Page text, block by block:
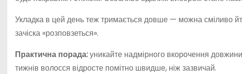
Укладка в цей день теж тримається довше — можна сміливо
зачіска «розповзеться».
Практична порада:уникайте надмірного вкорочення
тижнів волосся відросте помітно швидше, ніж зазвичай.